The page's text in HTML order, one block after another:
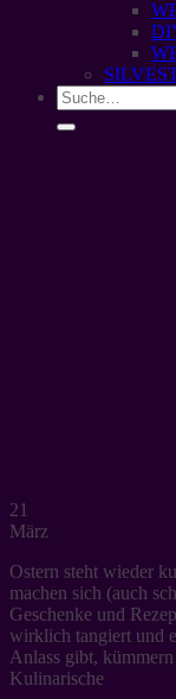
21
März
Ostern steht wieder
machen sich (auch
Geschenke und
wirklich tangiert und
Anlass gibt,
Kulinarische